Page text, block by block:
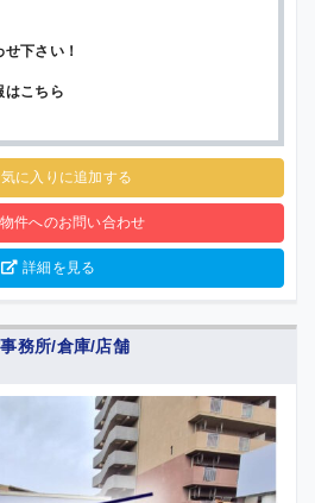
下さい！
はこちら
に入りに追加する
件へのお問い合わせ
詳細を見る
務所/倉庫/店舗